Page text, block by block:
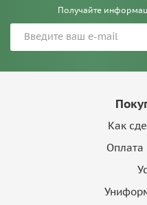
Получайте
Как
Оплата